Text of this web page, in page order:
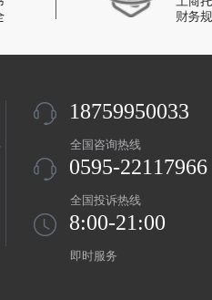
18759950033
全国咨询热线
0595-22117966
全国投诉热线
8:00-21:00
即时服务